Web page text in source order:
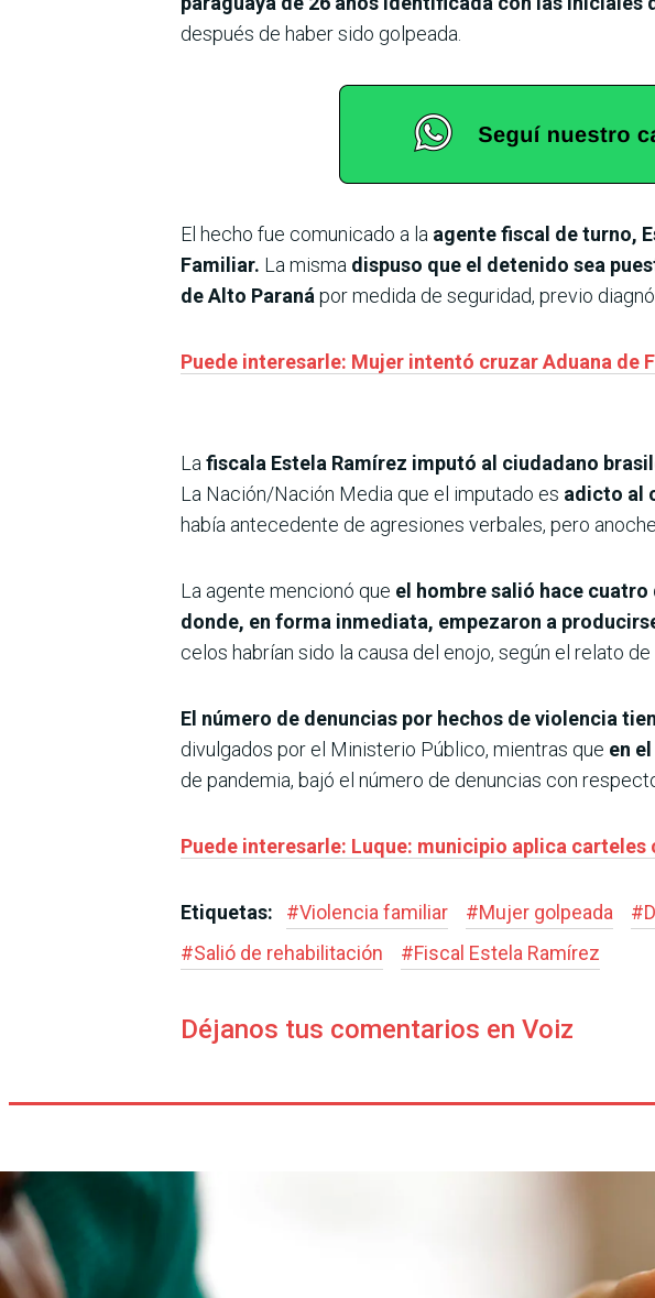
después de haber sido golpeada.
El hecho fue comunicado a la agente fiscal de turno,
Familiar. La misma dispuso que el detenido sea
de Alto Paraná por medida de seguridad, previo
Puede interesarle: Mujer intentó cruzar Aduana de
La fiscala Estela Ramírez imputó al ciudadano
La Nación/Nación Media que el imputado es adicto al
había antecedente de agresiones verbales, pero
La agente mencionó que el hombre salió hace
donde, en forma inmediata, empezaron a
celos habrían sido la causa del enojo, según el relato
El número de denuncias por hechos de violencia
divulgados por el Ministerio Público, mientras que en
de pandemia, bajó el número de denuncias con
Puede interesarle: Luque: municipio aplica
Etiquetas: #Violencia familiar #Mujer golpeada #
#Salió de rehabilitación #Fiscal Estela Ramírez
Déjanos tus comentarios en Voiz